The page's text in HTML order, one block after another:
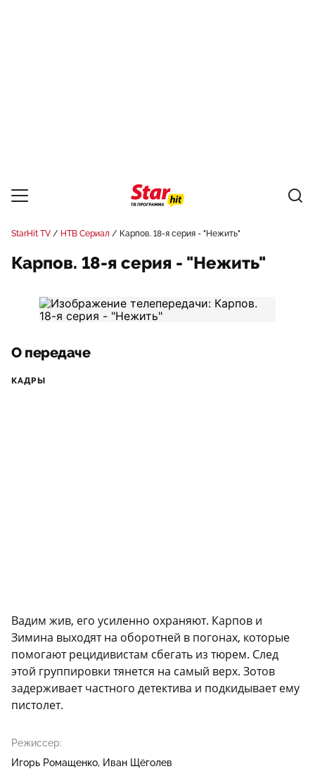
StarHit TV НТВ Сериал Карпов. 18-я серия - "Нежить"
Карпов. 18-я серия - "Нежить"
О передаче
КАДРЫ
Вадим жив, его усиленно охраняют. Карпов и
Зимина выходят на оборотней в погонах, которые
помогают рецидивистам сбегать из тюрем. След
этой группировки тянется на самый верх. Зотов
задерживает частного детектива и подкидывает ему
пистолет.
Режиссер:
Игорь Ромащенко Иван Щёголев